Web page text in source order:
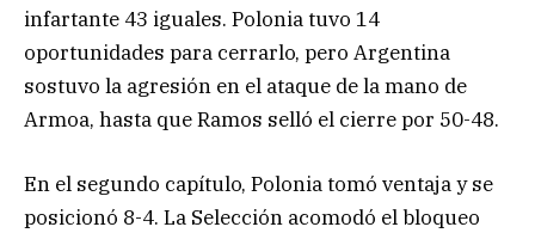
infartante 43 iguales. Polonia tuvo 14
oportunidades para cerrarlo, pero Argentina
sostuvo la agresión en el ataque de la mano de
Armoa, hasta que Ramos selló el cierre por 50-48.
En el segundo capítulo, Polonia tomó ventaja y se
posicionó 8-4. La Selección acomodó el bloqueo